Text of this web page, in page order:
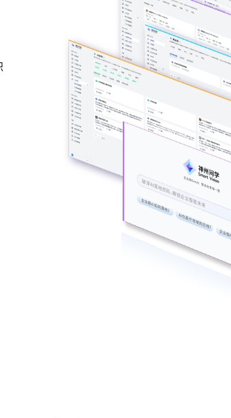
异构算力统一纳管
模型算力全面优化
ks凯时问学支持信创/非信创、多品牌CPU与GPU异
一管理，解决大模型算力技术瓶颈，可根据模型、芯
度，提高关键核心算力GPU使用效率。
预约专家咨询 >>